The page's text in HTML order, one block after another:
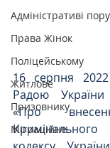
Адміністративі
Права Жінок
Поліцейському
Житлове
Призовнику
Міграційне
16 серпня
Радою
«Про